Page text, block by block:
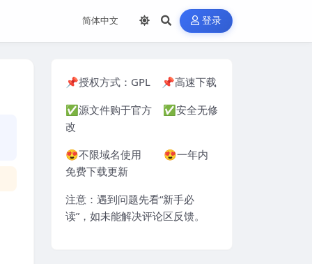
登录
📌授权方式： GPL 📌高速下载
✅源文件购于官方 ✅安全无修
改
😍不限域名使用 😍一年内
免费下载更新
注意：遇到问题先看“新手必
读”，如未能解决评论区反馈。